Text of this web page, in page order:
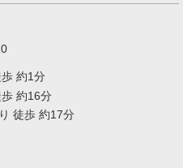
約1分
約16分
徒歩 約17分